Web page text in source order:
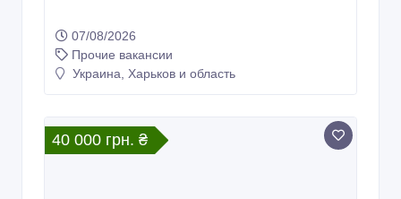
07/08/2026
Прочие вакансии
Украина, Харьков и область
40 000 грн. ₴